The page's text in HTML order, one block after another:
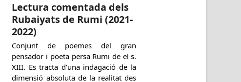
Lectura comentada dels
Rubaiyats de Rumi (2021-
2022)
Conjunt de poemes del gran
pensador i poeta persa Rumi de el s.
XIII. Es tracta d’una indagació de la
dimensió absoluta de la realitat des